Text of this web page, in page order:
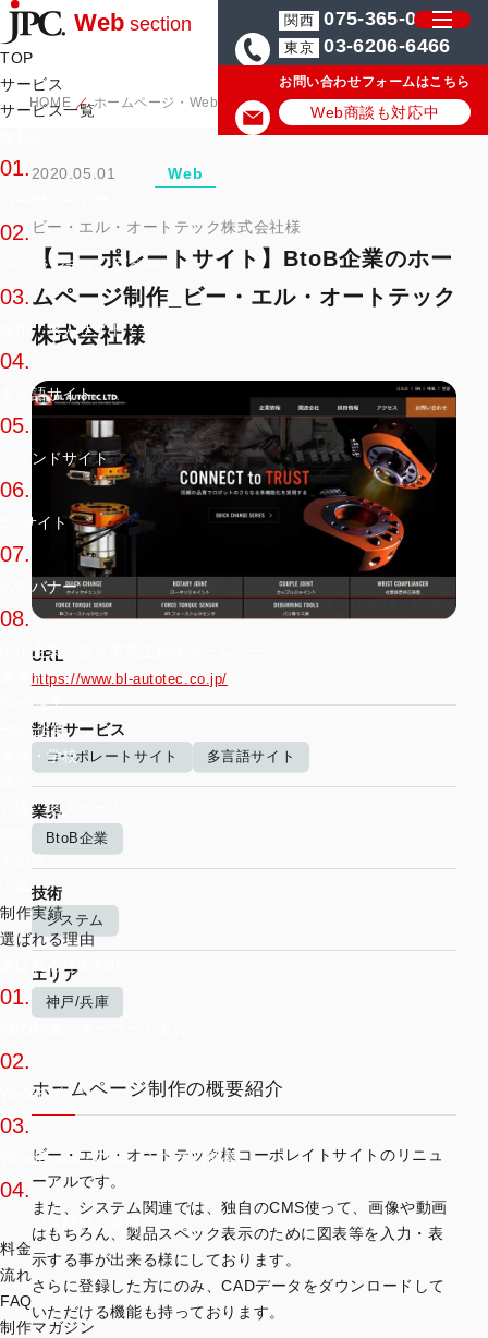
Web section
TOP
サービス
サービス一覧
01.
02.
LP・ランディングページ
03.
採用・求人サイト
04.
多言語サイト
05.
ブランドサイト
06.
ECサイト
07.
広告バナー
08.
中小企業・個人事業主特化ホームページ
業界別
BtoB企業
BtoC企業
大学・学校
介護・老人ホーム
不動産
制作実績
選ばれる理由
選ばれる理由TOP
01.
02.
Webデザイン
03.
WordPress・CMS・システム開発
04.
アクセス解析・運用
料金
流れ
FAQ
制作マガジン
関西 075-365-0571
東京 03-6206-6466
お問い合わせフォームはこちら
Web商談も対応中
HOME ホームページ・Web制作の実績/事例 【コーポレートサイト
2020.05.01 Web
ビー・エル・オートテック株式会社様
【コーポレートサイト】BtoB企業のホー
ムページ制作_ビー・エル・オートテック
株式会社様
URL
https://www.bl-autotec.co.jp/
制作サービス
コーポレートサイト 多言語サイト
業界
BtoB企業
技術
システム
エリア
神戸/兵庫
ホームページ制作の概要紹介
ビー・エル・オートテック様コーポレイトサイトのリニュ
ーアルです。
また、システム関連では、独自のCMS使って、画像や動画
はもちろん、製品スペック表示のために図表等を入力・表
示する事が出来る様にしております。
さらに登録した方にのみ、CADデータをダウンロードして
いただける機能も持っております。